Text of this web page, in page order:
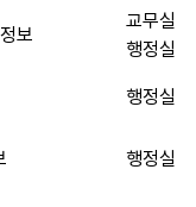
보
교무실
행정실
행정실
행정실